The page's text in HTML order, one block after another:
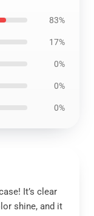
83%
17%
0%
0%
0%
It’s clear
shine, and it